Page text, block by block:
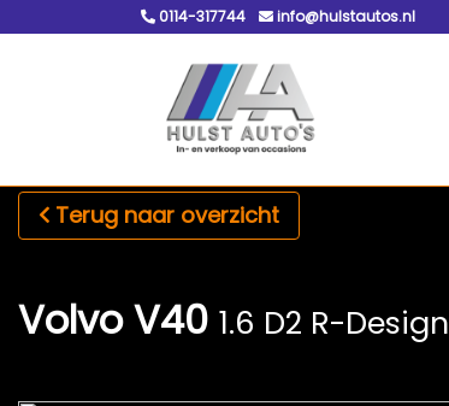
0114-317744 info@hulstautos.nl
Terug naar overzicht
Volvo V40 1.6 D2 R-